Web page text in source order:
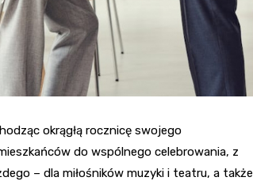
okrągłą rocznicę swojego
do wspólnego celebrowania, z
– dla miłośników muzyki i teatru, a także